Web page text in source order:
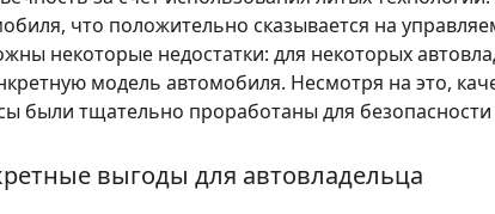
что положительно сказывается на
некоторые недостатки: для некоторых
модель автомобиля. Несмотря на это,
были тщательно проработаны для безопасности
выгоды для автовладельца